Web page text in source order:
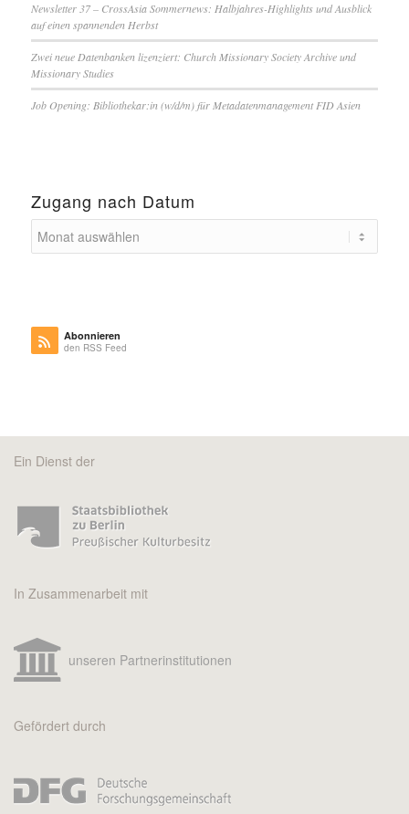
Newsletter 37 – CrossAsia Sommernews: Halbjahres-Highlights und Ausblick
auf einen spannenden Herbst
Zwei neue Datenbanken lizenziert: Church Missionary Society Archive und
Missionary Studies
Job Opening: Bibliothekar:in (w/d/m) für Metadatenmanagement FID Asien
Zugang nach Datum
Abonnieren
den RSS Feed
Ein Dienst der
In Zusammenarbeit mit
unseren Partnerinstitutionen
Gefördert durch